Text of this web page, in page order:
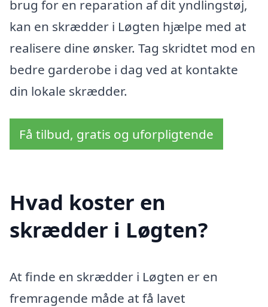
brug for en reparation af dit yndlingstøj,
kan en skrædder i Løgten hjælpe med at
realisere dine ønsker. Tag skridtet mod en
bedre garderobe i dag ved at kontakte
din lokale skrædder.
Få tilbud, gratis og uforpligtende
Hvad koster en
skrædder i Løgten?
At finde en skrædder i Løgten er en
fremragende måde at få lavet